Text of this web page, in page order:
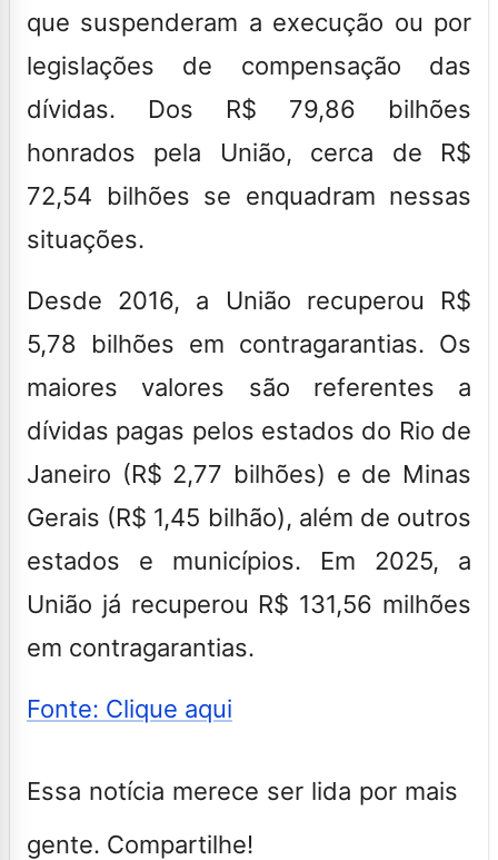
que suspenderam a execução ou por
legislações de compensação das
dívidas. Dos R$ 79,86 bilhões
honrados pela União, cerca de R$
72,54 bilhões se enquadram nessas
situações.
Desde 2016, a União recuperou R$
5,78 bilhões em contragarantias. Os
maiores valores são referentes a
dívidas pagas pelos estados do Rio de
Janeiro (R$ 2,77 bilhões) e de Minas
Gerais (R$ 1,45 bilhão), além de outros
estados e municípios. Em 2025, a
União já recuperou R$ 131,56 milhões
em contragarantias.
Fonte: Clique aqui
Essa notícia merece ser lida por mais
gente. Compartilhe!